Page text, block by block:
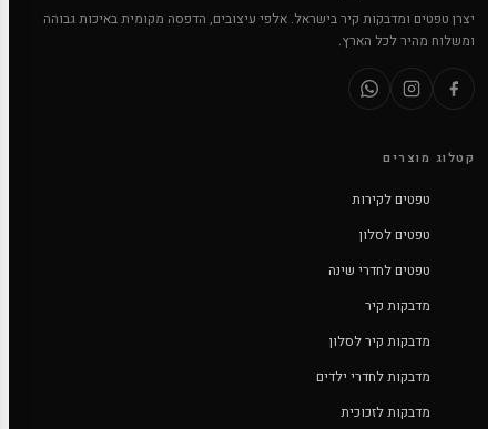
יצרן טפטים ומדבקות קיר בישראל. אלפי עיצובים, הדפסה מקומית באיכות גבוהה
ומשלוח מהיר לכל הארץ.
קטלוג מוצרים
טפטים לקירות
טפטים לסלון
טפטים לחדרי שינה
מדבקות קיר
מדבקות קיר לסלון
מדבקות לחדרי ילדים
מדבקות לזכוכית